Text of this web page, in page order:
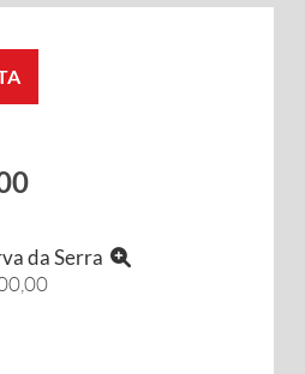
da Serra